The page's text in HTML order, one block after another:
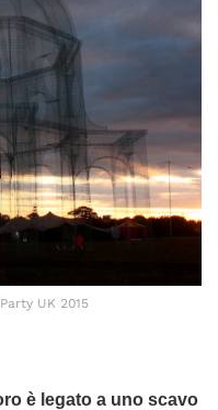
UK 2015
è legato a uno scavo